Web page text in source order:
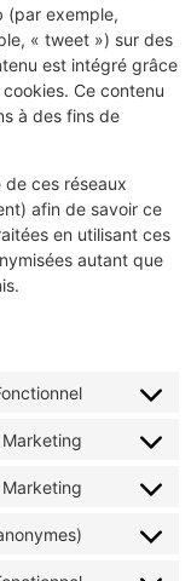
(par exemple,
« tweet ») sur des
est intégré grâce
Ce contenu
à des fins de
ces réseaux
afin de savoir ce
en utilisant ces
autant que
Marketing